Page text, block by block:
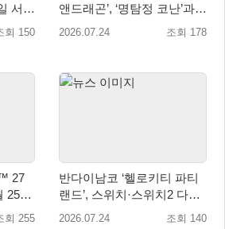
서울
회 150
앤드래곤’, ‘명탐정 코난’과
콜라보레이션 실시!
2026.07.24 조회 178
27
25일
회 255
반다이남코 ‘헬로키티 파티
랜드’, 스위치·스위치2 다운
로드 예약 판매 실시
2026.07.24 조회 140